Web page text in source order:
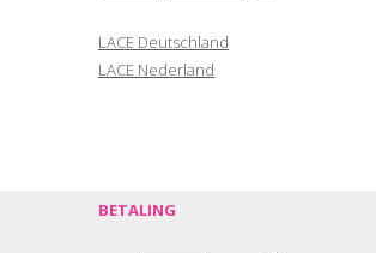
LACE Deutschland
LACE Nederland
BETALING